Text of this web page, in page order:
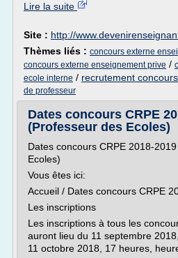
Lire la suite
Site : http://
Thèmes liés : concours externe
concours externe enseignement prive /
ecole interne / recrutement
de professeur
Dates concours CRPE
(Professeur des Ecoles)
Dates concours CRPE 2018-
Ecoles)
Vous êtes ici:
Accueil / Dates concours CRPE 20
Les inscriptions
Les inscriptions à tous les
auront lieu du 11 septembre
11 octobre 2018, 17 heures,